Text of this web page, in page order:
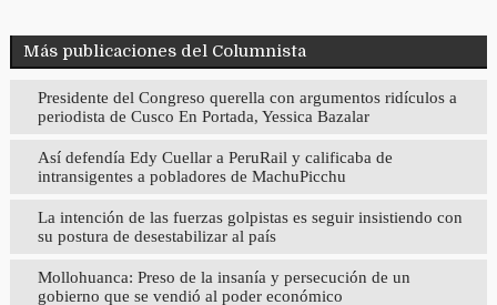
Más publicaciones del Columnista
Presidente del Congreso querella con argumentos ridículos a
periodista de Cusco En Portada, Yessica Bazalar
Así defendía Edy Cuellar a PeruRail y calificaba de
intransigentes a pobladores de MachuPicchu
La intención de las fuerzas golpistas es seguir insistiendo con
su postura de desestabilizar al país
Mollohuanca: Preso de la insanía y persecución de un
gobierno que se vendió al poder económico